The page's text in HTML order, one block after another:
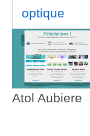
optique
Atol Aubiere